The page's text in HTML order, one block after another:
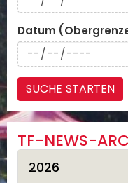
Datum
TF-NEWS-
2026